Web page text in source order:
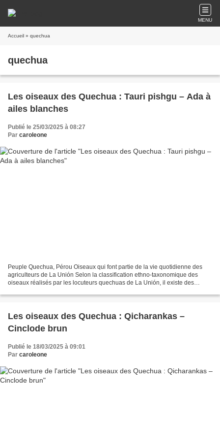
MENU
Accueil » quechua
quechua
Les oiseaux des Quechua : Tauri pishgu – Ada à
ailes blanches
Publié le 25/03/2025 à 08:27
Par caroleone
Peuple Quechua, Pérou Oiseaux qui font partie de la vie quotidienne des
agriculteurs de La Unión Selon la classification ethno-taxonomique des
oiseaux réalisés par les locuteurs quechuas de La Unión, il existe des
Les oiseaux des Quechua : Qicharankas –
Cinclode brun
Publié le 18/03/2025 à 09:01
Par caroleone